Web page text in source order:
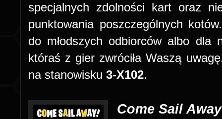
specjalnych zdolności kart oraz
punktowania poszczególnych
do młodszych odbiorców albo dla
któraś z gier zwróciła Waszą
na stanowisku 3-X102.
Come Sail Away